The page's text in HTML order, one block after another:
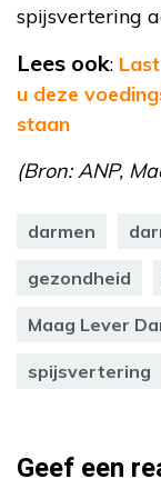
spijsvertering
Lees ook:
u deze
staan
(Bron: ANP,
darmen
gezondheid
Maag Lever
spijsvertering
Geef een